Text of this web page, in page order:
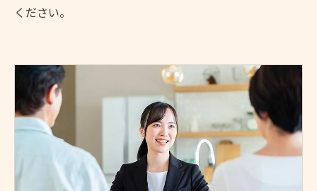
ください。